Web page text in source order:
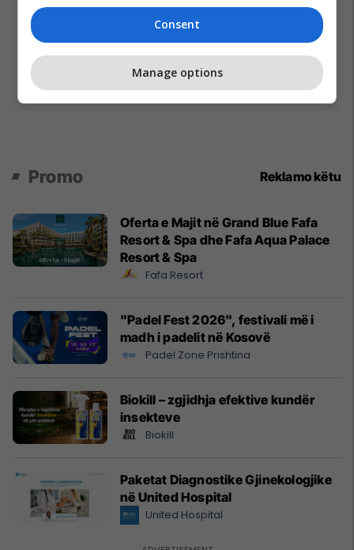
Promo Reklamo këtu
Oferta e Majit në Grand Blue Fafa
Resort & Spa dhe Fafa Aqua Palace
Resort & Spa
Fafa Resort
"Padel Fest 2026", festivali më i
madh i padelit në Kosovë
Padel Zone Prishtina
Biokill – zgjidhja efektive kundër
insekteve
Biokill
Paketat Diagnostike Gjinekologjike
në United Hospital
United Hospital
Consent
Manage options